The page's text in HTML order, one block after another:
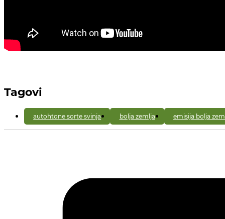
Tagovi
autohtone sorte svinja bolja zemlja emisija bolja